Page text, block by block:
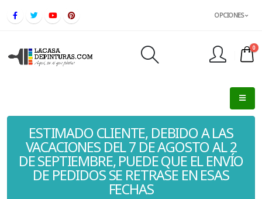
OPCIONES
0
ESTIMADO CLIENTE, DEBIDO A LAS
VACACIONES DEL 7 DE AGOSTO AL 2
DE SEPTIEMBRE, PUEDE QUE EL ENVÍO
DE PEDIDOS SE RETRASE EN ESAS
FECHAS